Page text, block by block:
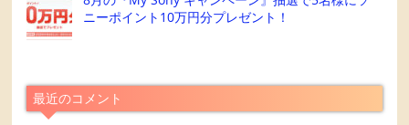
ニーポイント10万円分プレゼント！
最近のコメント